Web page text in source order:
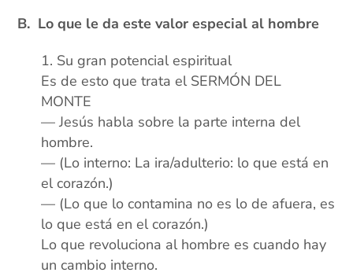
B. Lo que le da este valor especial al hombre
Su gran potencial espiritual
Es de esto que trata el SERMÓN DEL
MONTE
— Jesús habla sobre la parte interna del
hombre.
— (Lo interno: La ira/adulterio: lo que está en
el corazón.)
— (Lo que lo contamina no es lo de afuera, es
lo que está en el corazón.)
Lo que revoluciona al hombre es cuando hay
un cambio interno.